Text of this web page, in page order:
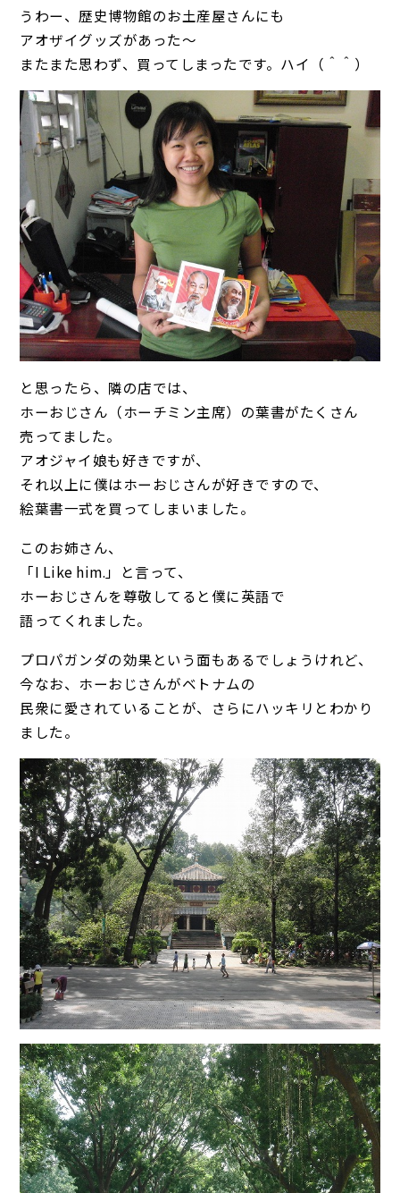
うわー、歴史博物館のお土産屋さんにも
アオザイグッズがあった～
またまた思わず、買ってしまったです。ハイ（＾＾）
と思ったら、隣の店では、
ホーおじさん（ホーチミン主席）の葉書がたくさん
売ってました。
アオジャイ娘も好きですが、
それ以上に僕はホーおじさんが好きですので、
絵葉書一式を買ってしまいました。
このお姉さん、
「I Like him.」と言って、
ホーおじさんを尊敬してると僕に英語で
語ってくれました。
プロパガンダの効果という面もあるでしょうけれど、
今なお、ホーおじさんがベトナムの
民衆に愛されていることが、さらにハッキリとわかり
ました。